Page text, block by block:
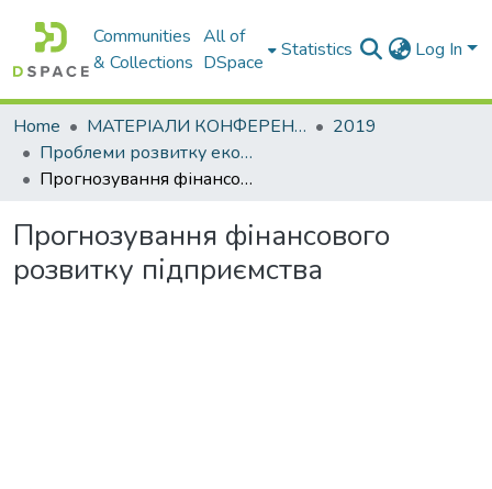
Communities
& Collections
All of
DSpace
Statistics Log In
Home МАТЕРІАЛИ КОНФЕРЕНЦІЙ
2019
Проблеми розвитку економіки підприємства: погляд молоді
Прогнозування фінансового розвитку підприємства
Прогнозування фінансового
розвитку підприємства